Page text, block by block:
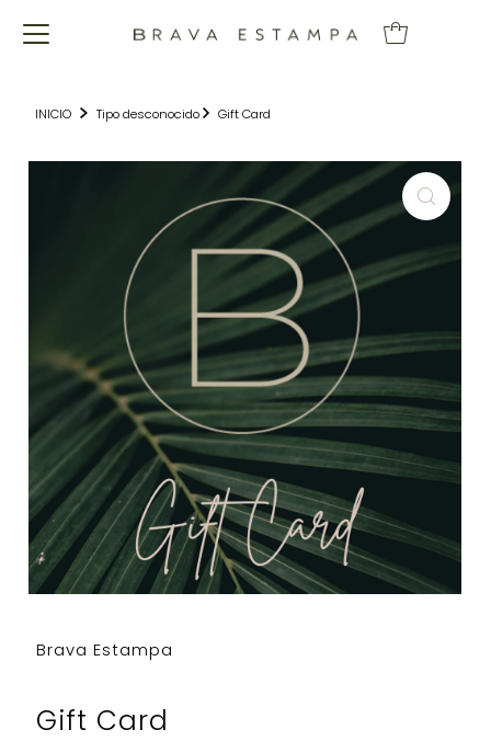
INICIO Tipo desconocido Gift Card
Brava Estampa
Gift Card